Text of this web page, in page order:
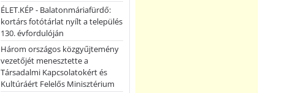
ÉLET.KÉP - Balatonmáriafürdő:
kortárs fotótárlat nyílt a település
130. évfordulóján
Három országos közgyűjtemény
vezetőjét menesztette a
Társadalmi Kapcsolatokért és
Kultúráért Felelős Minisztérium